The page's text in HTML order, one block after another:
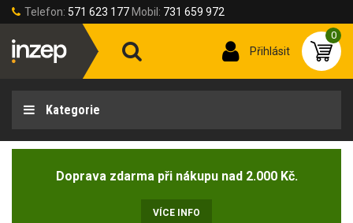
Telefon: 571 623 177 Mobil: 731 659 972
Přihlásit
0
Kategorie
Doprava zdarma při nákupu nad 2.000 Kč.
VÍCE INFO